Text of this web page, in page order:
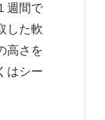
週間で
した軟
高さを
はシー